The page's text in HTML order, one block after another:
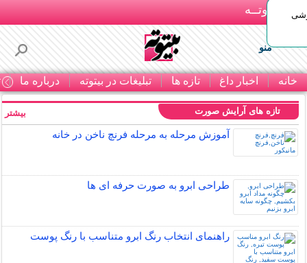
بـیتوتــه
منو
خانه اخبار داغ تازه ها تبلیغات در بیتوته درباره ما
تازه های آرایش صورت
آموزش مرحله به مرحله فرنچ ناخن در خانه
طراحی ابرو به صورت حرفه ای ها
راهنمای انتخاب رنگ ابرو متناسب با رنگ پوست
بیشتر